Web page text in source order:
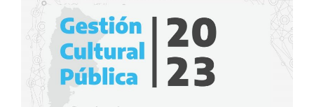
Helénico